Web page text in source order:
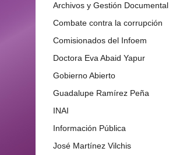
Archivos y Gestión Documental
Combate contra la corrupción
Comisionados del Infoem
Doctora Eva Abaid Yapur
Gobierno Abierto
Guadalupe Ramírez Peña
INAI
Información Pública
José Martínez Vilchis